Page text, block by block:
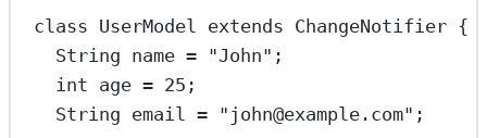
class UserModel extends ChangeNotifier {
String name = "John" ;
int age = 25 ;
String email = "john@example.com" ;